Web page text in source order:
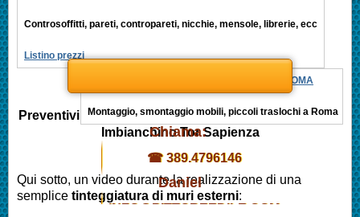
Controsoffitti, pareti, contropareti, nicchie, mensole, librerie, ecc
Listino prezzi
MONTAGGIO MOBILI, PICCOLI TRASLOCHI ROMA
Montaggio, smontaggio mobili, piccoli traslochi a Roma
Chiama:
☎ 389.4796146
Daniel
INFO@PITTOREEDILE.COM
Preventivi
ImbianchinoTor Sapienza
Qui sotto, un video durante la realizzazione di una
semplice tinteggiatura di muri esterni: